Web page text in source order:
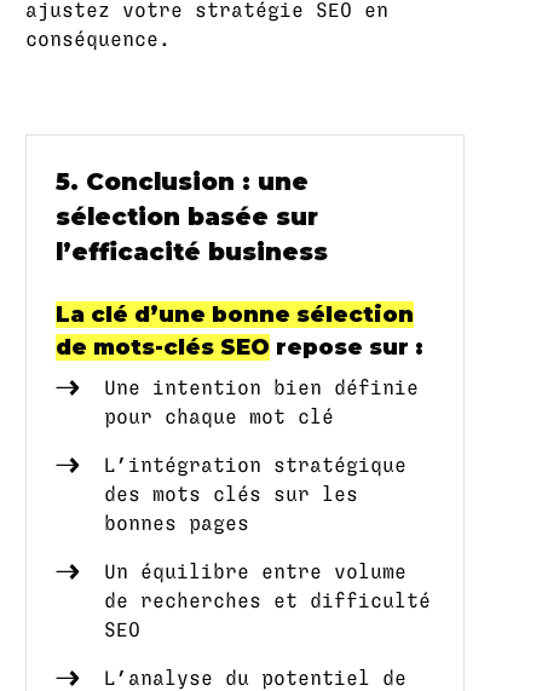
ajustez votre stratégie SEO en
conséquence.
5. Conclusion : une
sélection basée sur
l’efficacité business
La clé d’une bonne sélection
de mots-clés SEO repose sur :
Une intention bien définie
pour chaque mot clé
L’intégration stratégique
des mots clés sur les
bonnes pages
Un équilibre entre volume
de recherches et difficulté
SEO
L’analyse du potentiel de